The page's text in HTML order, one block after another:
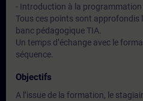
- Introduction à la programmation
Tous ces points sont approfondis
banc pédagogique TIA.
Un temps d’échange avec le
séquence.
Objectifs
A l’issue de la formation, le